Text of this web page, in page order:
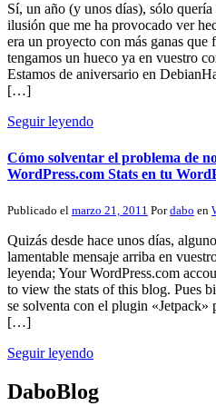
Sí, un año (y unos días), sólo
ilusión que me ha provocado ver
era un proyecto con más ganas
tengamos un hueco ya en vuestro
Estamos de aniversario en
[…]
Seguir leyendo
Cómo solventar el problema de
WordPress.com Stats en tu
Publicado el marzo 21, 2011 Pordabo en
Quizás desde hace unos días,
lamentable mensaje arriba en
leyenda; Your WordPress.com
to view the stats of this blog. Pues
se solventa con el plugin «Jetpack»
[…]
Seguir leyendo
DaboBlog